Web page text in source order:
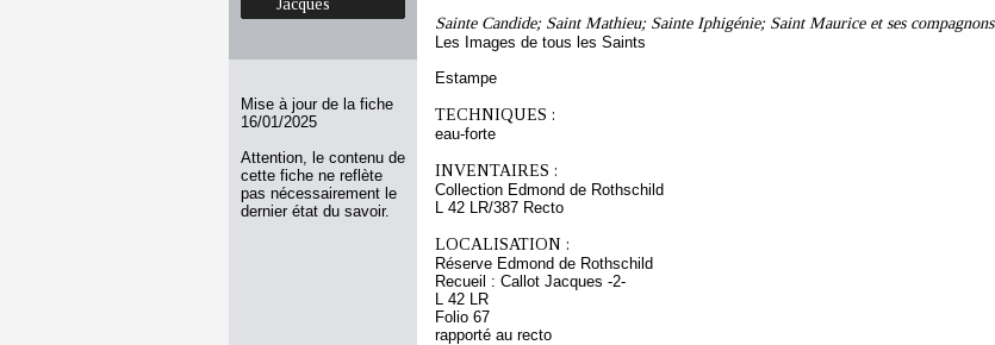
Mise à jour de la fiche
16/01/2025
Attention, le contenu de
cette fiche ne reflète
pas nécessairement le
dernier état du savoir.
Sainte Candide; Saint Mathieu; Sainte Iphigénie; Saint Maurice et ses compagnons
Les Images de tous les Saints
Estampe
TECHNIQUES :
eau-forte
INVENTAIRES :
Collection Edmond de Rothschild
L 42 LR/387 Recto
LOCALISATION :
Réserve Edmond de Rothschild
Recueil : Callot Jacques -2-
L 42 LR
Folio 67
rapporté au recto